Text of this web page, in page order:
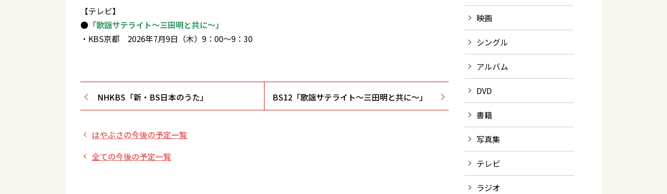
【テレビ】
● 「歌謡サテライト～三田明と共に～」
・KBS京都 2026年7月9日（木）9：00～9：30
NHKBS「新・BS日本のうた」 BS12「歌謡サテライト～三田明と共に～」
はやぶさの今後の予定一覧
全ての今後の予定一覧
映画
シングル
アルバム
DVD
書籍
写真集
テレビ
ラジオ